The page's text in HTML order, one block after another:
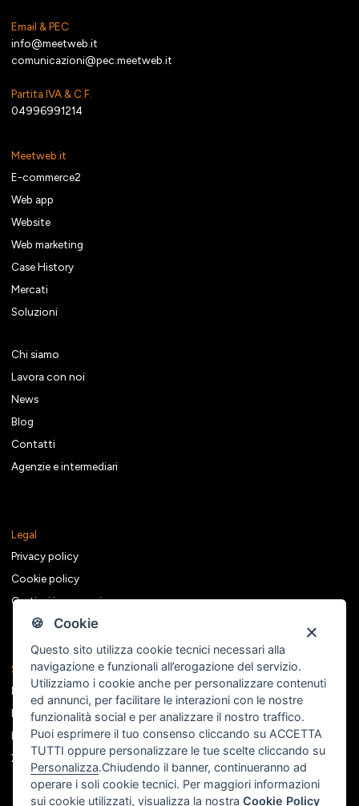
🍪 Cookie
Questo sito utilizza cookie tecnici necessari alla
navigazione e funzionali all’erogazione del servizio.
Utilizziamo i cookie anche per personalizzare contenuti
ed annunci, per facilitare le interazioni con le nostre
funzionalità social e per analizzare il nostro traffico.
Puoi esprimere il tuo consenso cliccando su ACCETTA
TUTTI oppure personalizzare le tue scelte cliccando su
Personalizza.Chiudendo il banner, continueranno ad
operare i soli cookie tecnici. Per maggiori informazioni
sui cookie utilizzati, visualizza la nostraCookie Policy
Email & PEC
info@meetweb.it
comunicazioni@pec.meetweb.it
Partita IVA & C.F.
04996991214
Meetweb.it
E-commerce2
Web app
Website
Web marketing
Case History
Mercati
Soluzioni
Chi siamo
Lavora con noi
News
Blog
Contatti
Agenzie e intermediari
Legal
Privacy policy
Cookie policy
Gestisci i consensi
Seguici sui social
Facebook
Instagram
Linkedin
X